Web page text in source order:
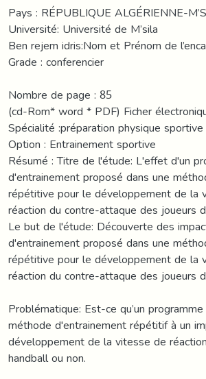
Pays : RÉPUBLIQUE ALGÉRIENNE-
Université: Université de M’sila
Ben rejem idris:Nom et Prénom de
Grade : conferencier
Nombre de page : 85
(cd-Rom* word * PDF) Ficher
Spécialité :préparation physique sportive
Option : Entrainement sportive
Résumé : Titre de l'étude: L'effet d'un
d'entrainement proposé dans une
répétitive pour le développement de la
réaction du contre-attaque des joueurs
Le but de l'étude: Découverte des
d'entrainement proposé dans une
répétitive pour le développement de la
réaction du contre-attaque des joueurs
Problématique: Est-ce qu’un
méthode d'entrainement répétitif à un
développement de la vitesse de
handball ou non.